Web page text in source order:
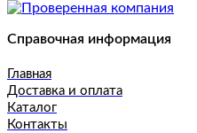
Справочная информация
Главная
Доставка и оплата
Каталог
Контакты